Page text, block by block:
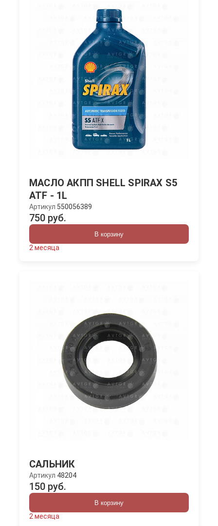
МАСЛО АКПП SHELL SPIRAX S5
ATF - 1L
Артикул 550056389
750 руб.
В корзину
2 месяца
САЛЬНИК
Артикул 48204
150 руб.
В корзину
2 месяца